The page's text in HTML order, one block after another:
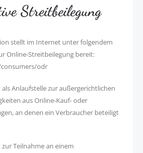
Streitbeilegung
stellt im Internet unter folgendem
Online-Streitbeilegung bereit:
odr
Anlaufstelle zur außergerichtlichen
aus Online-Kauf- oder
an denen ein Verbraucher beteiligt
Teilnahme an einem